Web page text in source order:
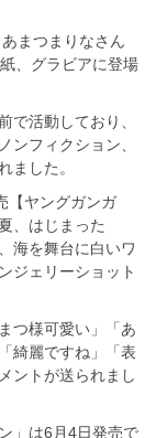
まつまりなさん
、グラビアに登場
で活動しており、
ンフィクション、
ました。
【ヤングガンガ
、はじまった
海を舞台に白いワ
ジェリーショット
つ様可愛い」「あ
綺麗ですね」「表
ントが送られまし
」は6月4日発売で